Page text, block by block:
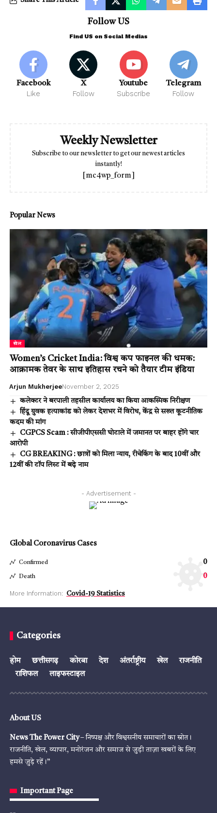
Follow US
Find US on Social Medias
Facebook
Like
X
Follow
Youtube
Subscribe
Telegram
Follow
Weekly Newsletter
Subscribe to our newsletter to get our newest articles
instantly!
[mc4wp_form]
Popular News
खेल
Women’s Cricket India: विश्व कप फाइनल की धमक:
आक्रामक तेवर के साथ इतिहास रचने को तैयार टीम इंडिया
Arjun MukherjeeNovember 2, 2025
कलेक्टर ने बरपाली तहसील कार्यालय का किया आकस्मिक निरीक्षण
हिंदू युवक हत्याकांड को लेकर देशभर में विरोध, केंद्र से सख्त कूटनीतिक
कदम की मांग
CGPCS Scam : सीजीपीएससी घोटाले में जमानत पर बाहर होंगे चार
आरोपी
CG BREAKING : छात्रों को मिला न्याय, रीचेकिंग के बाद 10वीं और
12वीं की टॉप लिस्ट में बढ़े नाम
- Advertisement -
Global Coronavirus Cases
Confirmed 0
Death 0
More Information: Covid-19 Statistics
Categories
होम छत्तीसगढ़ कोरबा देश अंतर्राष्ट्रीय खेल
राजनीति
राशिफल
लाइफस्टाइल
About US
News The Power City– निष्पक्ष और विश्वसनीय समाचारों का स्रोत।
राजनीति, खेल, व्यापार, मनोरंजन और समाज से जुड़ी ताज़ा खबरों के लिए
हमसे जुड़े रहें।”
Important Page